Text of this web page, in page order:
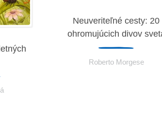
Neuveriteľné cesty: 20
ohromujúcich divov
Roberto Morgese